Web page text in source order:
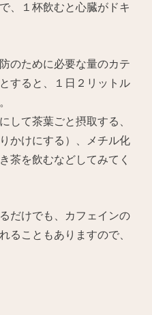
、１杯飲むと心臓がドキ
のために必要な量のカテ
すると、１日２リットル
して茶葉ごと摂取する、
かけにする）、メチル化
茶を飲むなどしてみてく
だけでも、カフェインの
ることもありますので、